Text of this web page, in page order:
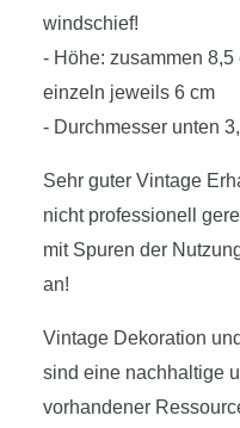
windschief!
- Höhe: zusammen
einzeln jeweils 6 cm
- Durchmesser unten
Sehr guter Vintage
nicht professionell
mit Spuren der
an!
Vintage Dekoration
sind eine nachhaltige
vorhandener